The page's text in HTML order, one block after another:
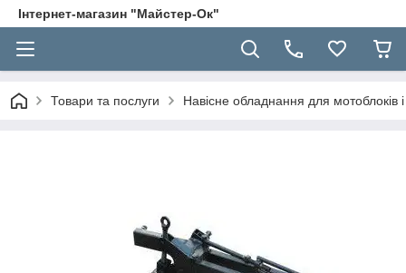
Інтернет-магазин "Майстер-Ок"
Товари та послуги Навісне обладнання для мотоблоків і